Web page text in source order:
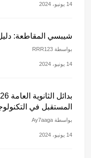
14 يونيو، 2024
شيبسي المقاطعة: دليل
بواسطة RRR123
14 يونيو، 2024
المستقبل في
بواسطة Ay7aaga
14 يونيو، 2024